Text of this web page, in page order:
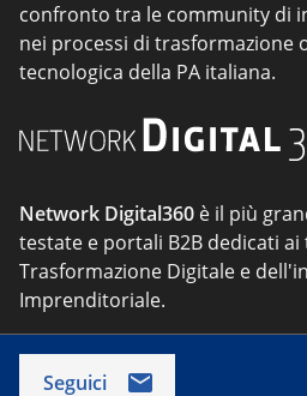
confronto tra le community di
nei processi di trasformazione
tecnologica della PA italiana.
Network Digital360 è il più
testate e portali B2B dedicati ai
Trasformazione Digitale e
Imprenditoriale.
Seguici